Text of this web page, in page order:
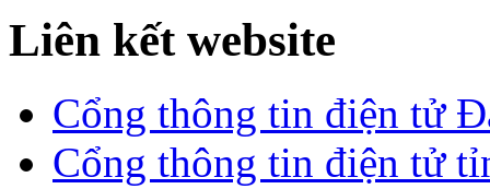
Liên kết website
Cổng thông tin điện tử
Cổng thông tin điện tử